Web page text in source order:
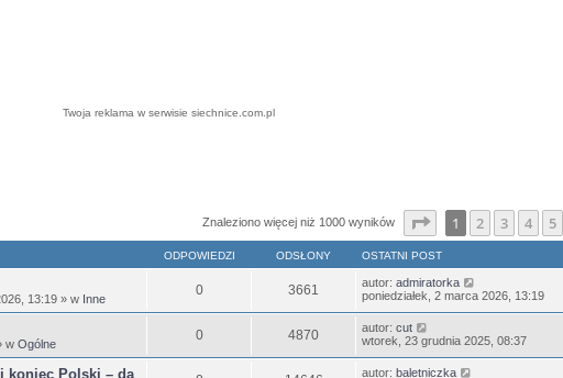
Twoja reklama w serwisie siechnice.com.pl
Znaleziono więcej niż 1000 wyników Strona1 z25
1 2 3 4 5
ODPOWIEDZI ODSŁONY OSTATNI POST
13:19 » w Inne
0 3661 autor: admiratorka
poniedziałek, 2 marca 2026, 13:19
w Ogólne
0 4870 autor: cut
wtorek, 23 grudnia 2025, 08:37
koniec Polski – da
autor: baletniczka